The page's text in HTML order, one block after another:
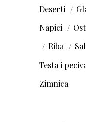
Deserti
Napici
Riba
Testa i
Zimnica